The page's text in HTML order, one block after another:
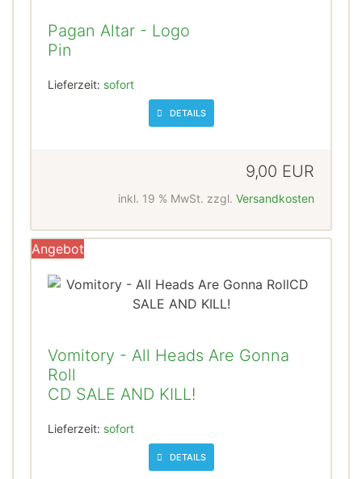
Pagan Altar - Logo
Pin
Lieferzeit: sofort
DETAILS
9,00 EUR
inkl. 19 % MwSt. zzgl. Versandkosten
Angebot
Vomitory - All Heads Are Gonna
Roll
CD SALE AND KILL!
Lieferzeit: sofort
DETAILS